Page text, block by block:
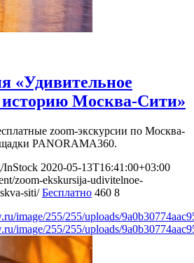
«Удивительное
историю Москва-Сити»
zoom-экскурсии по Москва-
PANORAMA360.
InStock 2020-05-13T16:41:00+03:00
zoom-ekskursija-udivitelnoe-
siti/ Бесплатно 460 8
image/255/255/uploads/
image/255/255/uploads/